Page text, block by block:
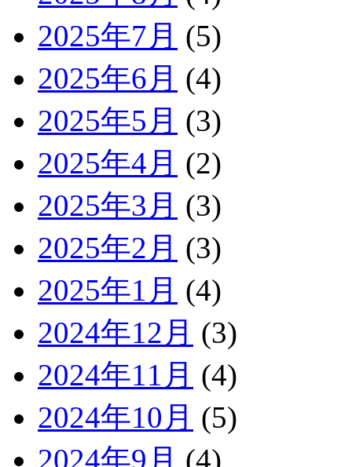
2025年7月 (5)
2025年6月 (4)
2025年5月 (3)
2025年4月 (2)
2025年3月 (3)
2025年2月 (3)
2025年1月 (4)
2024年12月 (3)
2024年11月 (4)
2024年10月 (5)
2024年9月 (4)